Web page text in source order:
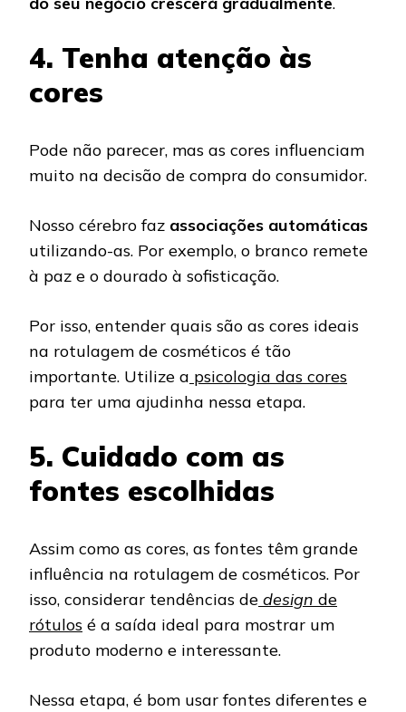
4. Tenha atenção às
cores
Pode não parecer, mas as cores influenciam
muito na decisão de compra do consumidor.
Nosso cérebro faz associações automáticas
utilizando-as. Por exemplo, o branco remete
à paz e o dourado à sofisticação.
Por isso, entender quais são as cores ideais
na rotulagem de cosméticos é tão
importante. Utilize a psicologia das cores
para ter uma ajudinha nessa etapa.
5. Cuidado com as
fontes escolhidas
Assim como as cores, as fontes têm grande
influência na rotulagem de cosméticos. Por
isso, considerar tendências de design de
rótulos é a saída ideal para mostrar um
produto moderno e interessante.
Nessa etapa, é bom usar fontes diferentes e